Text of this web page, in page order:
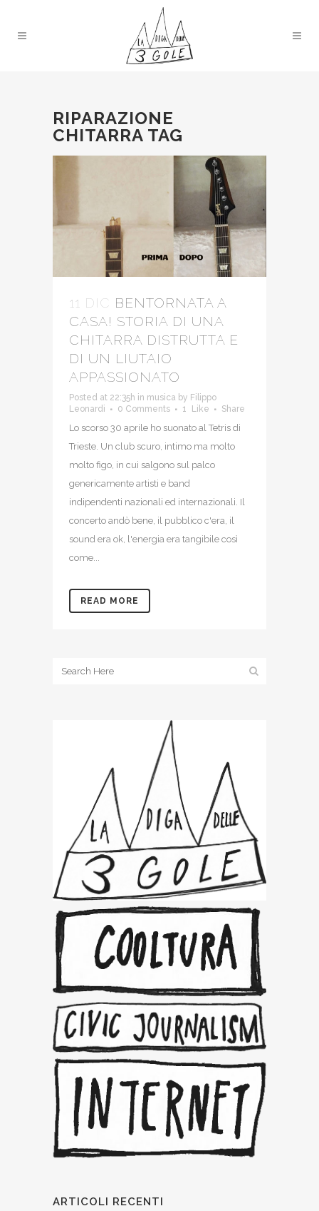
RIPARAZIONE
CHITARRA TAG
11 DIC BENTORNATA A
CASA! STORIA DI UNA
CHITARRA DISTRUTTA E
DI UN LIUTAIO
APPASSIONATO
Posted at 22:35h in musica by Filippo
Leonardi
0 Comments 1 Like Share
Lo scorso 30 aprile ho suonato al Tetris di
Trieste. Un club scuro, intimo ma molto
molto figo, in cui salgono sul palco
genericamente artisti e band
indipendenti nazionali ed internazionali. Il
concerto andò bene, il pubblico c'era, il
sound era ok, l'energia era tangibile così
come...
READ MORE
ARTICOLI RECENTI